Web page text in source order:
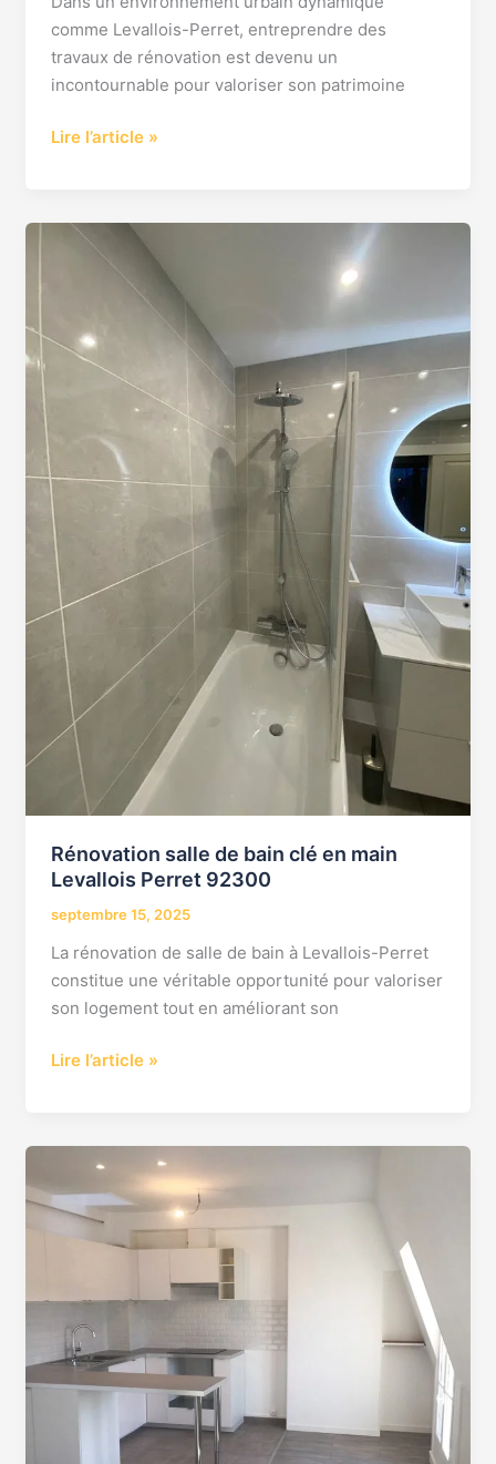
comme Levallois-Perret, entreprendre des
travaux de rénovation est devenu un
incontournable pour valoriser son patrimoine
Lire l’article »
Rénovation salle de bain clé en main
Levallois Perret 92300
septembre 15, 2025
La rénovation de salle de bain à Levallois-Perret
constitue une véritable opportunité pour valoriser
son logement tout en améliorant son
Rénovation
clé
Perret
92300
Lire l’article »
clé
Levallois
Perret
92300